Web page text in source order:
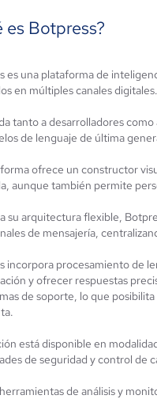
es Botpress?
es una plataforma de
en múltiples canales digitales.
tanto a desarrolladores
de lenguaje de última
ofrece un constructor
aunque también permite
su arquitectura flexible,
de mensajería,
incorpora procesamiento de
y ofrecer respuestas
de soporte, lo que
está disponible en
de seguridad y control de
de análisis y